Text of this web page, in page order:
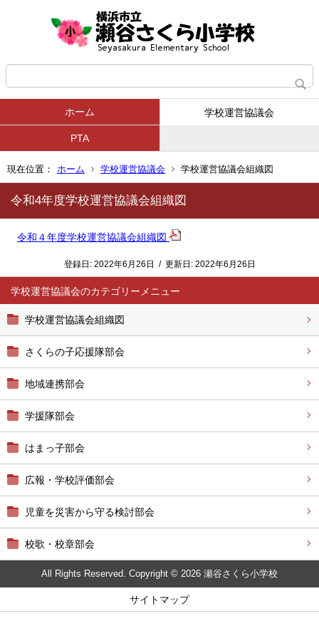
ホーム 学校運営協議会
PTA
現在位置： ホーム 学校運営協議会 学校運営協議会組織図
学校運営協議会
学校運営協議会組織図
さくらの子応援隊部会
地域連携部会
学援隊部会
はまっ子部会
広報・学校評価部会
児童を災害から守る検討部会
校歌・校章部会
令和4年度学校運営協議会組織図
令和４年度学校運営協議会組織図
登録日: 2022年6月26日 / 更新日: 2022年6月26日
All Rights Reserved. Copyright © 2026 瀬谷さくら小学校
サイトマップ